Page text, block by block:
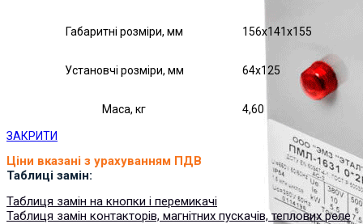
Габаритні розміри, мм 156х141х155
Установчі розміри, мм 64х125
Маса, кг 4,60
ЗАКРИТИ
Ціни вказані з урахуванням ПДВ
Таблиці замін:
Таблиця замін на кнопки і перемикачі
Таблиця замін контакторів, магнітних пускачів, теплових реле